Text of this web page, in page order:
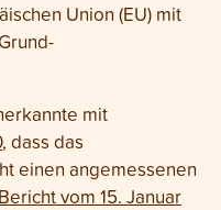
Union (EU) mit
mit
, dass das
einen angemessenen
Bericht vom 15. Januar